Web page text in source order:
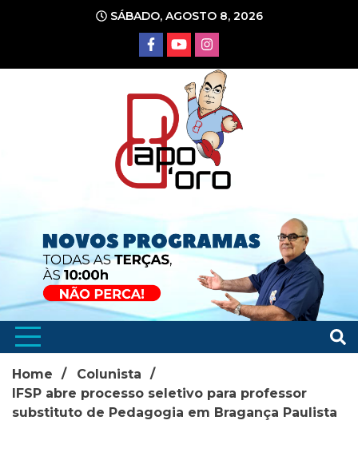
conteúdo
SÁBADO, AGOSTO 8, 2026
Home
Colunista
IFSP abre processo seletivo para professor
substituto de Pedagogia em Bragança Paulista